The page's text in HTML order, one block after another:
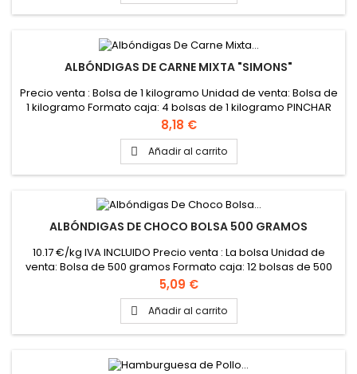
ALBÓNDIGAS DE CARNE MIXTA "SIMONS"
Precio venta : Bolsa de 1 kilogramo Unidad de venta: Bolsa de
1 kilogramo Formato caja: 4 bolsas de 1 kilogramo PINCHAR
AQUÍ PARA VER FICHA TÉCNICA
Precio
8,18 €
 Añadir al carrito
ALBÓNDIGAS DE CHOCO BOLSA 500 GRAMOS
10.17 €/kg IVA INCLUIDO Precio venta : La bolsa Unidad de
venta: Bolsa de 500 gramos Formato caja: 12 bolsas de 500
gramos PINCHAR AQUÍ PARA VER FICHA TÉCNICA
Precio
5,09 €
 Añadir al carrito